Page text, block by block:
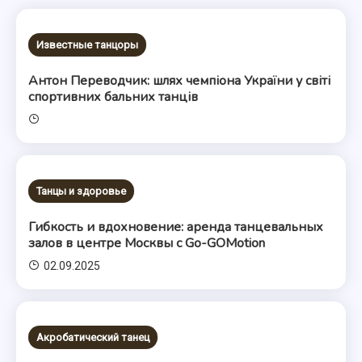
Известные танцоры
Антон Переводчик: шлях чемпіона України у світі
спортивних бальних танців
Танцы и здоровье
Гибкость и вдохновение: аренда танцевальных
залов в центре Москвы с Go-GOMotion
02.09.2025
Акробатический танец